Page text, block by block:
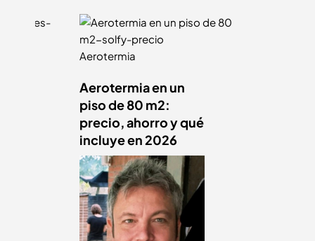
Aerotermia
Aerotermia en un
piso de 80 m2:
precio, ahorro y qué
incluye en 2026